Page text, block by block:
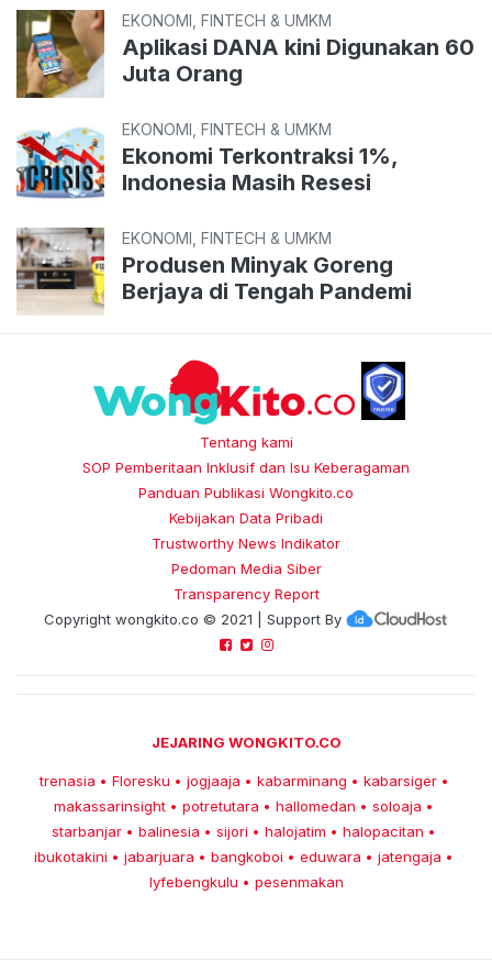
EKONOMI, FINTECH & UMKM
Aplikasi DANA kini Digunakan 60
Juta Orang
EKONOMI, FINTECH & UMKM
Ekonomi Terkontraksi 1%,
Indonesia Masih Resesi
EKONOMI, FINTECH & UMKM
Produsen Minyak Goreng
Berjaya di Tengah Pandemi
Tentang kami
SOP Pemberitaan Inklusif dan Isu Keberagaman
Panduan Publikasi Wongkito.co
Kebijakan Data Pribadi
Trustworthy News Indikator
Pedoman Media Siber
Transparency Report
Copyright wongkito.co © 2021 | Support By
JEJARING WONGKITO.CO
trenasia • Floresku • jogjaaja • kabarminang • kabarsiger •
makassarinsight • potretutara • hallomedan • soloaja •
starbanjar • balinesia • sijori • halojatim • halopacitan •
ibukotakini • jabarjuara • bangkoboi • eduwara • jatengaja •
lyfebengkulu • pesenmakan